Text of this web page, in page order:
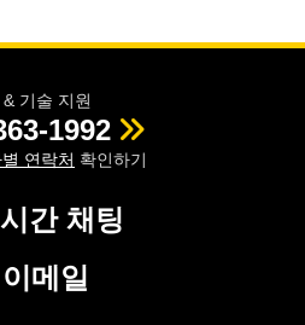
& 기술 지원
1992
연락처 확인하기
간 채팅
이메일